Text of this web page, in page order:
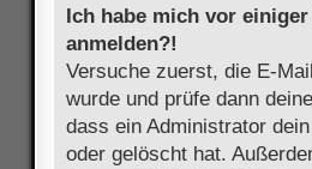
Ich habe mich vor
anmelden?!
Versuche zuerst, die E-
wurde und prüfe dann
dass ein Administrator
oder gelöscht hat.